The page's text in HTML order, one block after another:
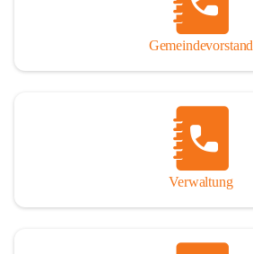
Gemeindevorstand
Verwaltung